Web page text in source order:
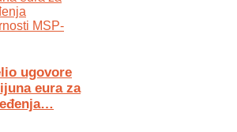
ugovore
eura za